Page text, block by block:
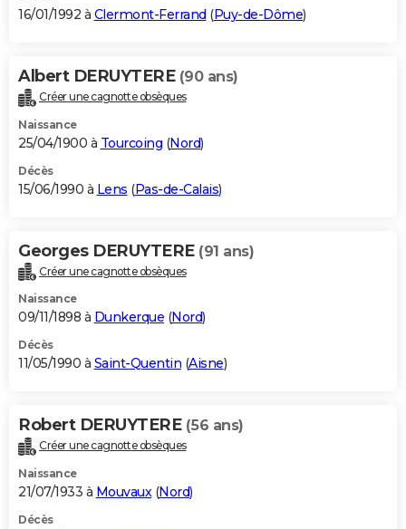
16/01/1992 à Clermont-Ferrand (Puy-de-Dôme)
Albert DERUYTERE (90 ans)
Créer une cagnotte obsèques
Naissance
25/04/1900 à Tourcoing (Nord)
Décès
15/06/1990 à Lens (Pas-de-Calais)
Georges DERUYTERE (91 ans)
Créer une cagnotte obsèques
Naissance
09/11/1898 à Dunkerque (Nord)
Décès
11/05/1990 à Saint-Quentin (Aisne)
Robert DERUYTERE (56 ans)
Créer une cagnotte obsèques
Naissance
21/07/1933 à Mouvaux(Nord)
Décès